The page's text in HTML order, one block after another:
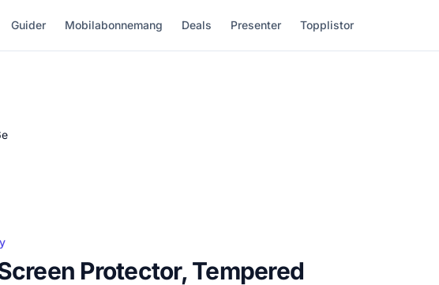
Guider Mobilabonnemang Deals Presenter Topplistor
Protector, Tempered